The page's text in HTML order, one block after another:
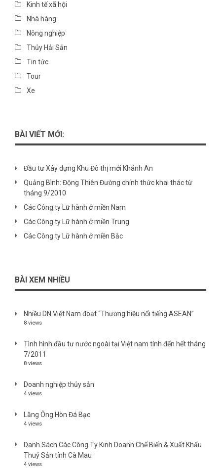
Kinh tế xã hội
Nhà hàng
Nông nghiệp
Thủy Hải Sản
Tin tức
Tour
Xe
BÀI VIẾT MỚI:
Đầu tư Xây dựng Khu Đô thị mới Khánh An
Quảng Bình: Động Thiên Đường chính thức khai thác từ
tháng 9/2010
Các Công ty Lữ hành ở miền Nam
Các Công ty Lữ hành ở miền Trung
Các Công ty Lữ hành ở miền Bắc
BÀI XEM NHIỀU
Nhiều DN Việt Nam đoạt “Thương hiệu nổi tiếng ASEAN”
8 views
Tình hình đầu tư nước ngoài tại Việt nam tính đến hết tháng
7/2011
8 views
Doanh nghiệp thủy sản
4 views
Lăng Ông Hòn Đá Bạc
4 views
Danh Sách Các Công Ty Kinh Doanh Chế Biến & Xuất Khẩu
Thuỷ Sản tỉnh Cà Mau
4 views